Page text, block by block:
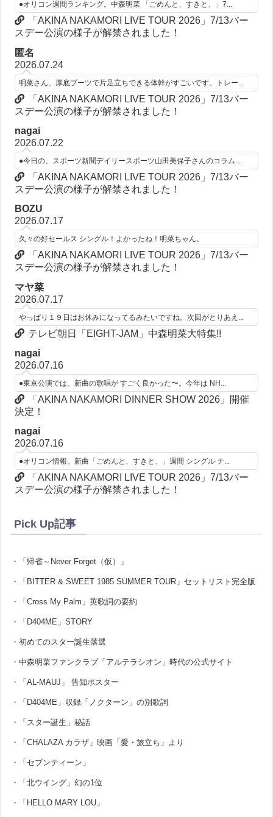
●オリコン週間ランキング。中森明菜 「ごめんと、すきと、」7...
「AKINA NAKAMORI LIVE TOUR 2026」7/13バー
スデー公演の様子が解禁されました！
匿名
2026.07.24
明菜さん、厚底ブーツで片足立ちできる体幹がすごいです。トレー...
「AKINA NAKAMORI LIVE TOUR 2026」7/13バー
スデー公演の様子が解禁されました！
nagai
2026.07.22
●今日の、スポーツ新聞デイリースポーツ山田美保子さんのコラム...
「AKINA NAKAMORI LIVE TOUR 2026」7/13バー
スデー公演の様子が解禁されました！
BOZU
2026.07.17
久々の好セールス シングル！よかったね！明菜ちゃん。
「AKINA NAKAMORI LIVE TOUR 2026」7/13バー
スデー公演の様子が解禁されました！
マヤ菜
2026.07.17
やっぱり１９日はお休みになってるみたいですね。次回がとりあえ...
テレビ朝日「EIGHT-JAM」中森明菜大特集!!
nagai
2026.07.16
●東京公演では、新曲の歌唱が すごく良かった〜。今年は NH...
「AKINA NAKAMORI DINNER SHOW 2026」開催
決定！
nagai
2026.07.16
●オリコン情報。新曲「ごめんと、すきと、」週間 シングル チ...
「AKINA NAKAMORI LIVE TOUR 2026」7/13バー
スデー公演の様子が解禁されました！
Pick Up記事
・「帰省～Never Forget（仮）」
・「BITTER & SWEET 1985 SUMMER TOUR」セットリスト完全版
・「Cross My Palm」英歌詞の要約
・「D404ME」STORY
・初めてのスター誕生落選
・中森明菜ファンクラブ「アルテラシオン」時代の公式サイト
・「AL-MAUJ」 告知ポスター
・「D404ME」収録「ノクターン」の別歌詞
・「スター誕生」秘話
・「CHALAZA カラザ」映画「愛・旅立ち」より
・「セブンティーン」
・「北ウイング」幻の1位
・「HELLO MARY LOU」